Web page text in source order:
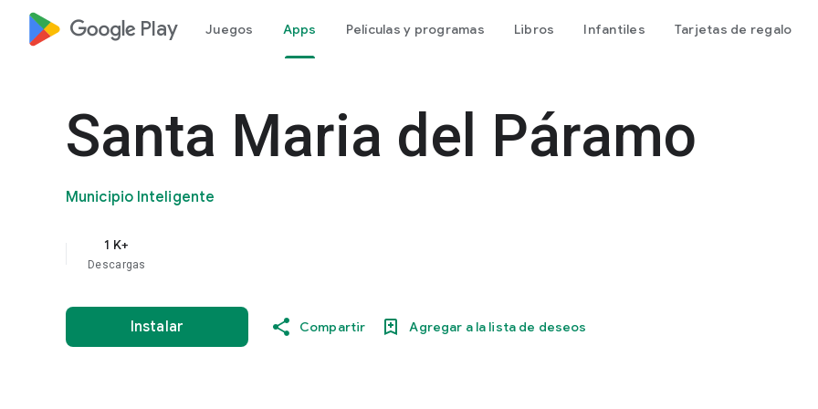
google_logo Play Juegos Apps Películas y programas Libros Infantiles Tarjetas de regalo
Santa Maria del Páramo
Municipio Inteligente
1 K+
Descargas
Instalar Compartir Agregar a la lista de deseos